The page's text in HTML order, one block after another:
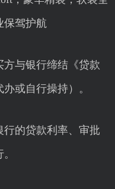
保驾护航
与银行缔结《贷款
或自行操持）。
的贷款利率、审批